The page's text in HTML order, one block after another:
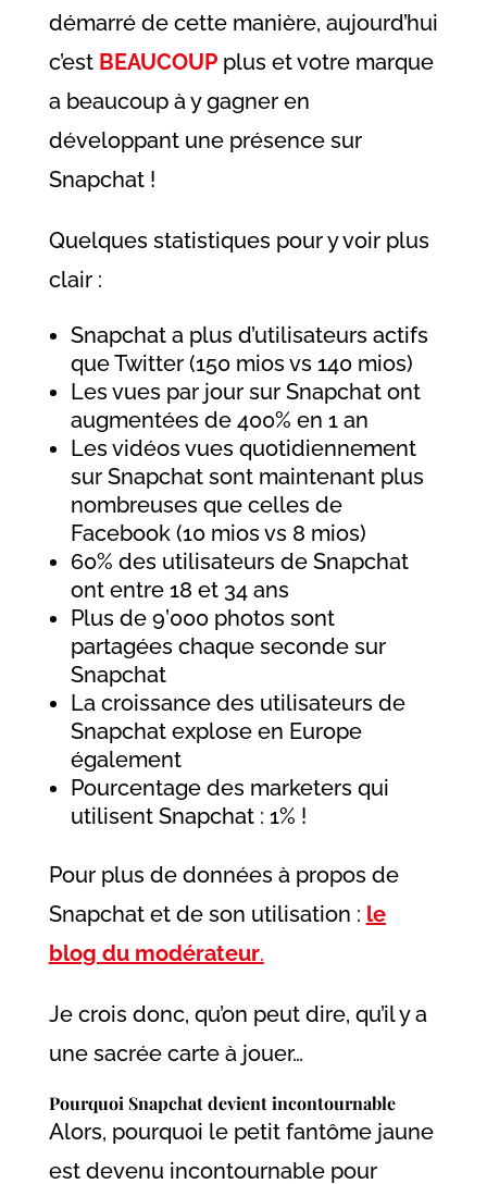
démarré de cette manière, aujourd’hui
c’est BEAUCOUPplus et votre marque
a beaucoup à y gagner en
développant une présence sur
Snapchat !
Quelques statistiques pour y voir plus
clair :
Snapchat a plus d’utilisateurs actifs
que Twitter (150 mios vs 140 mios)
Les vues par jour sur Snapchat ont
augmentées de 400% en 1 an
Les vidéos vues quotidiennement
sur Snapchat sont maintenant plus
nombreuses que celles de
Facebook (10 mios vs 8 mios)
60% des utilisateurs de Snapchat
ont entre 18 et 34 ans
Plus de 9’000 photos sont
partagées chaque seconde sur
Snapchat
La croissance des utilisateurs de
Snapchat explose en Europe
également
Pourcentage des marketers qui
utilisent Snapchat : 1% !
Pour plus de données à propos de
Snapchat et de son utilisation : le
blog du modérateur.
Je crois donc, qu’on peut dire, qu’il y a
une sacrée carte à jouer…
Pourquoi Snapchat devient incontournable
Alors, pourquoi le petit fantôme jaune
est devenu incontournable pour